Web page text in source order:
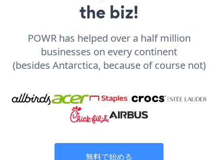
the biz!
POWR has helped over a half million
businesses on every continent
(besides Antarctica, because of course not)
無料で始める